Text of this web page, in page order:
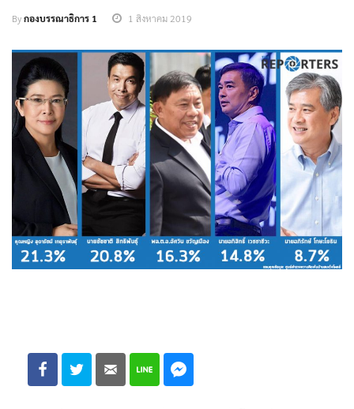
Byกองบรรณาธิการ 1 1 สิงหาคม 2019